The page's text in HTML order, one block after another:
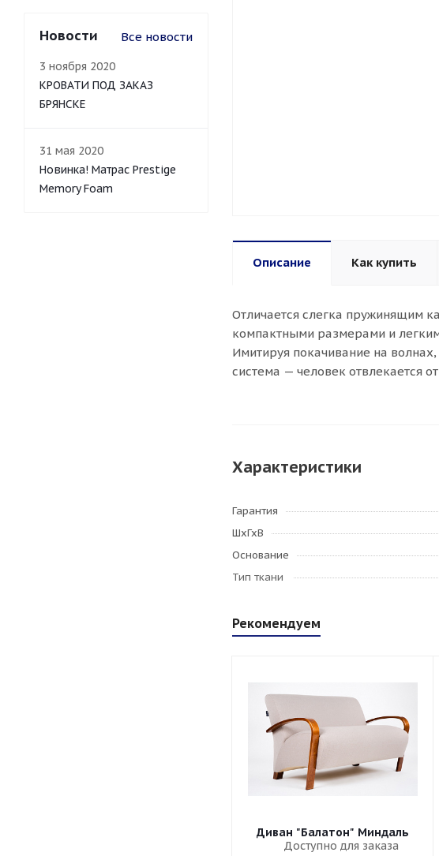
Описание Как купить
Отличается слегка пружинящим
компактными размерами и
Имитируя покачивание на
система — человек отвлекается
Характеристики
Гарантия
ШхГхВ
Основание
Тип ткани
Рекомендуем
Диван "Балатон" Миндаль
Доступно для заказа
Новости Все новости
3 ноября 2020
КРОВАТИ ПОД ЗАКАЗ
БРЯНСКЕ
31 мая 2020
Новинка! Матрас Prestige
Memory Foam